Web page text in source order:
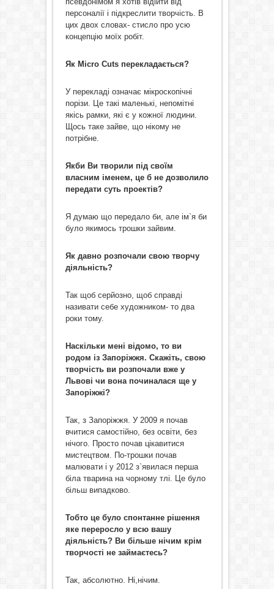
персоналії і підкреслити творчість. В
цих двох словах- стисло про усю
концепцію моїх робіт.
Як Micro Cuts перекладається?
У перекладі означає мікроскопічні
порізи. Це такі маленькі, непомітні
якісь рамки, які є у кожної людини.
Щось таке зайве, що нікому не
потрібне.
Якби Ви творили під своїм
власним іменем, це б не дозволило
передати суть проектів?
Я думаю що передало би, але ім`я би
було якимось трошки зайвим.
Як давно розпочали свою творчу
діяльність?
Так щоб серйозно, щоб справді
називати себе художником- то два
роки тому.
Наскільки мені відомо, то ви
родом із Запоріжжя. Скажіть, свою
творчість ви розпочали вже у
Львові чи вона починалася ще у
Запоріжжі?
Так, з Запоріжжя. У 2009 я почав
вчитися самостійно, без освіти, без
нічого. Просто почав цікавитися
мистецтвом. По-трошки почав
малювати і у 2012 з`явилася перша
біла тварина на чорному тлі. Це було
більш випадково.
Тобто це було спонтанне рішення
яке переросло у всю вашу
діяльність? Ви більше нічим крім
творчості не займаєтесь?
Так, абсолютно. Ні,нічим.